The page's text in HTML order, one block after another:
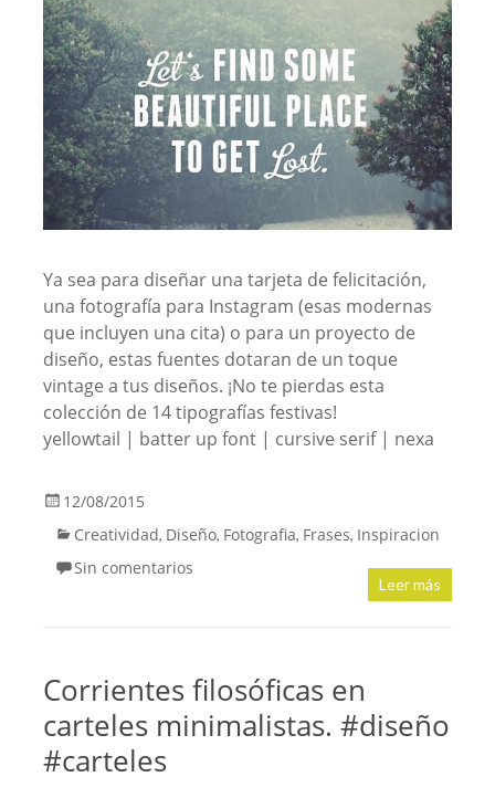
Ya sea para diseñar una tarjeta de felicitación,
una fotografía para Instagram (esas modernas
que incluyen una cita) o para un proyecto de
diseño, estas fuentes dotaran de un toque
vintage a tus diseños. ¡No te pierdas esta
colección de 14 tipografías festivas!
yellowtail | batter up font | cursive serif | nexa
12/08/2015
Creatividad, Diseño, Fotografia, Frases, Inspiracion
Sin comentarios
Leer más
Corrientes filosóficas en
carteles minimalistas. #diseño
#carteles